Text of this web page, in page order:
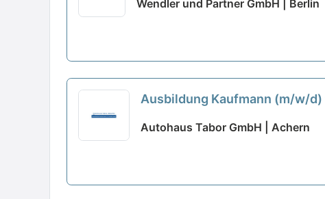
Wendler und Partner GmbH | Berlin
Ausbildung Kaufmann (m/w/
Autohaus Tabor GmbH | Achern